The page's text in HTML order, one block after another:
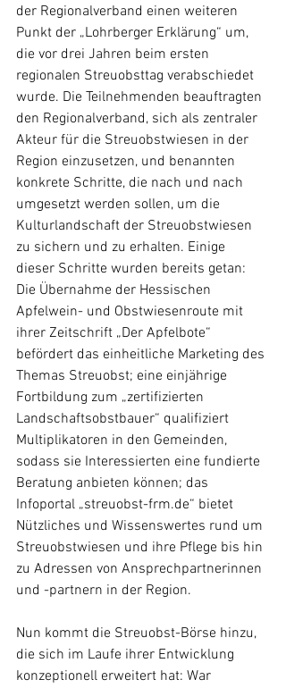
der Regionalverband einen weiteren
Punkt der „Lohrberger Erklärung“ um,
die vor drei Jahren beim ersten
regionalen Streuobsttag verabschiedet
wurde. Die Teilnehmenden beauftragten
den Regionalverband, sich als zentraler
Akteur für die Streuobstwiesen in der
Region einzusetzen, und benannten
konkrete Schritte, die nach und nach
umgesetzt werden sollen, um die
Kulturlandschaft der Streuobstwiesen
zu sichern und zu erhalten. Einige
dieser Schritte wurden bereits getan:
Die Übernahme der Hessischen
Apfelwein- und Obstwiesenroute mit
ihrer Zeitschrift „Der Apfelbote“
befördert das einheitliche Marketing des
Themas Streuobst; eine einjährige
Fortbildung zum „zertifizierten
Landschaftsobstbauer“ qualifiziert
Multiplikatoren in den Gemeinden,
sodass sie Interessierten eine fundierte
Beratung anbieten können; das
Infoportal „streuobst-frm.de“ bietet
Nützliches und Wissenswertes rund um
Streuobstwiesen und ihre Pflege bis hin
zu Adressen von Ansprechpartnerinnen
und -partnern in der Region.
Nun kommt die Streuobst-Börse hinzu,
die sich im Laufe ihrer Entwicklung
konzeptionell erweitert hat: War